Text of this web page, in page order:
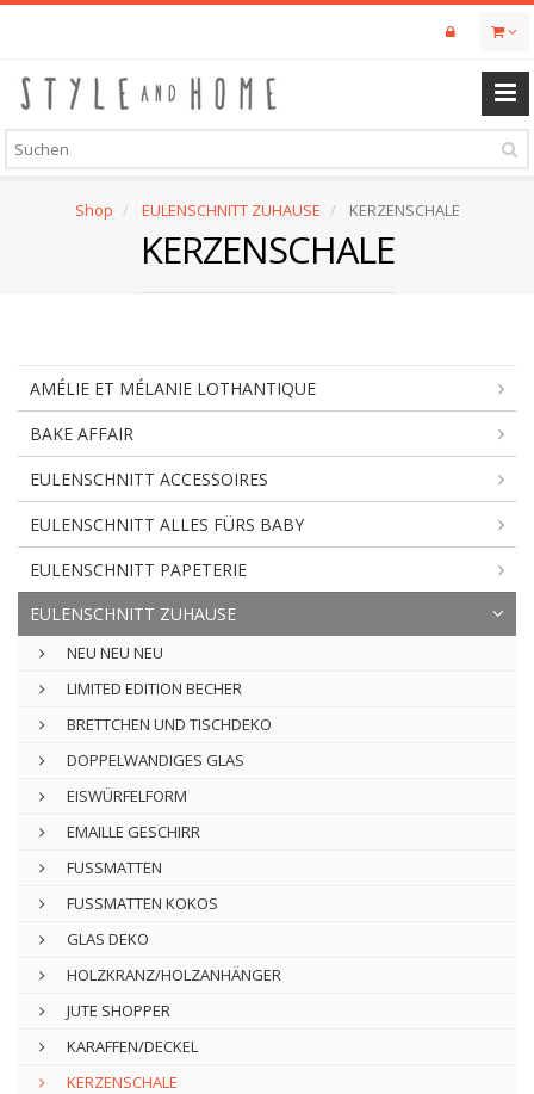
Skip
content
Shop EULENSCHNITT ZUHAUSE KERZENSCHALE
KERZENSCHALE
AMÉLIE ET MÉLANIE LOTHANTIQUE
BAKE AFFAIR
EULENSCHNITT ACCESSOIRES
EULENSCHNITT ALLES FÜRS BABY
EULENSCHNITT PAPETERIE
EULENSCHNITT ZUHAUSE
NEU NEU NEU
LIMITED EDITION BECHER
BRETTCHEN UND TISCHDEKO
DOPPELWANDIGES GLAS
EISWÜRFELFORM
EMAILLE GESCHIRR
FUSSMATTEN
FUSSMATTEN KOKOS
GLAS DEKO
HOLZKRANZ/HOLZANHÄNGER
JUTE SHOPPER
KARAFFEN/DECKEL
KERZENSCHALE